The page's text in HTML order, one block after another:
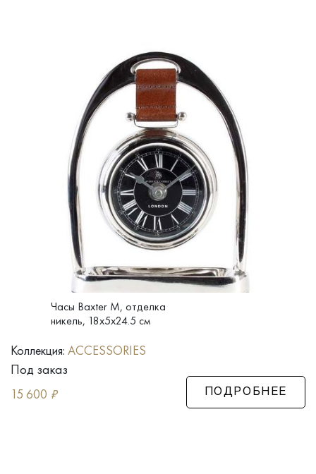
Часы Baxter M, отделка
никель, 18x5x24.5 см
Коллекция: ACCESSORIES
Под заказ
15 600 ₽ ПОДРОБНЕЕ